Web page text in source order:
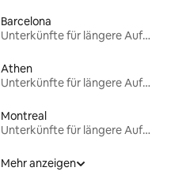
Barcelona
Unterkünfte für längere Aufenthalte
Athen
Unterkünfte für längere Aufenthalte
Montreal
Unterkünfte für längere Aufenthalte
Mehr anzeigen